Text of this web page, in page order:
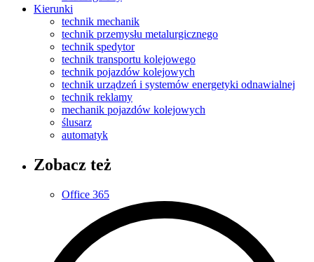
Kierunki
technik mechanik
technik przemysłu metalurgicznego
technik spedytor
technik transportu kolejowego
technik pojazdów kolejowych
technik urządzeń i systemów energetyki odnawialnej
technik reklamy
mechanik pojazdów kolejowych
ślusarz
automatyk
Zobacz też
Office 365